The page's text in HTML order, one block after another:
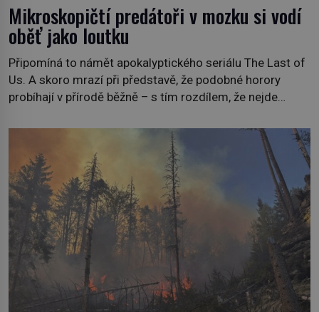
Mikroskopičtí predátoři v mozku si vodí
oběť jako loutku
Připomíná to námět apokalyptického seriálu The Last of
Us. A skoro mrazí při představě, že podobné horory
probíhají v přírodě běžně – s tím rozdílem, že nejde
dokáže ovládat jen vývojově nesrovnatelně jednodušší
živočichy, než je člověk. Najít skutečné zombie není nic
nemožného ani v naší přírodě. […]